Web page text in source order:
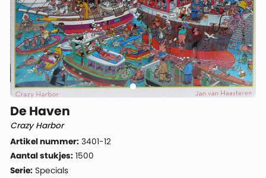
De Haven
Crazy Harbor
Artikel nummer: 3401-12
Aantal stukjes: 1500
Serie: Specials